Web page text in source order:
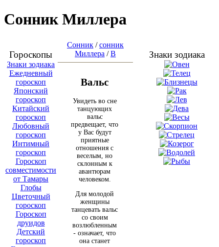
Сонник Миллера
Гороскопы
Знаки зодиака
Ежедневный
гороскоп
Японский
гороскоп
Китайский
гороскоп
Любовный
гороскоп
Интимный
гороскоп
Гороскоп
совместимости
от Тамары
Глобы
Цветочный
гороскоп
Гороскоп
друидов
Детский
гороскоп
Сонник /сонник
Миллера /В
Вальс
Увидеть во сне
танцующих
вальс
предвещает, что
у Вас будут
приятные
отношения с
веселым, но
склонным к
авантюрам
человеком.
Для молодой
женщины
танцевать вальс
со своим
возлюбленным
- означает, что
она станет
Знаки зодиака